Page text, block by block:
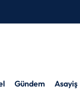
Gündem Asayiş